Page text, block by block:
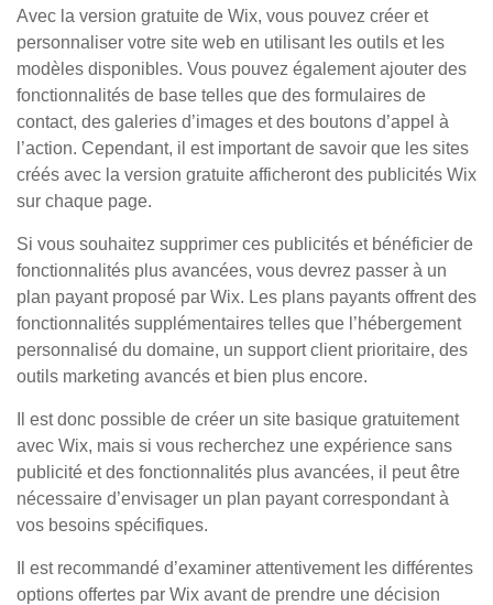
Avec la version gratuite de Wix, vous pouvez créer et
personnaliser votre site web en utilisant les outils et les
modèles disponibles. Vous pouvez également ajouter des
fonctionnalités de base telles que des formulaires de
contact, des galeries d’images et des boutons d’appel à
l’action. Cependant, il est important de savoir que les sites
créés avec la version gratuite afficheront des publicités Wix
sur chaque page.
Si vous souhaitez supprimer ces publicités et bénéficier de
fonctionnalités plus avancées, vous devrez passer à un
plan payant proposé par Wix. Les plans payants offrent des
fonctionnalités supplémentaires telles que l’hébergement
personnalisé du domaine, un support client prioritaire, des
outils marketing avancés et bien plus encore.
Il est donc possible de créer un site basique gratuitement
avec Wix, mais si vous recherchez une expérience sans
publicité et des fonctionnalités plus avancées, il peut être
nécessaire d’envisager un plan payant correspondant à
vos besoins spécifiques.
Il est recommandé d’examiner attentivement les différentes
options offertes par Wix avant de prendre une décision